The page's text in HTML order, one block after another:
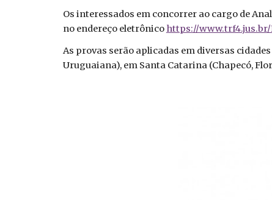
Os interessados em concorrer ao cargo de
no endereço eletrônico https://www.trf4.jus.br/
As provas serão aplicadas em diversas
Uruguaiana), em Santa Catarina (Chapecó,